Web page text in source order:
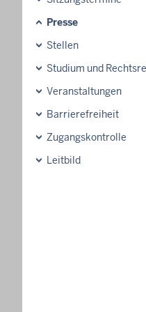
Presse
Stellen
Studium und
Veranstaltungen
Barrierefreiheit
Zugangskontrolle
Leitbild